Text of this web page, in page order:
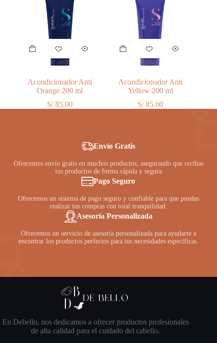
Acondicionador Anti
Orange 200 ml
S/85.00
Acondicionador Anti
Yellow 200 ml
S/85.00
Envío Gratis
Ofrecemos envío gratis en muchos productos, asegurando que recibas
tus productos de forma rápida y segura
Pago Seguro
Ofrecemos un sistema de pago seguro y confiable para que puedas
realizar tus compras con total tranquilidad.
Asesoría Personalizada
Ofrecemos un servicio de asesoría personalizada para ayudarte a
encontrar los productos perfectos para tus necesidades específicas.
En Debello, nos dedicamos a ofrecer productos profesionales
de alta calidad para el cuidado del cabello.